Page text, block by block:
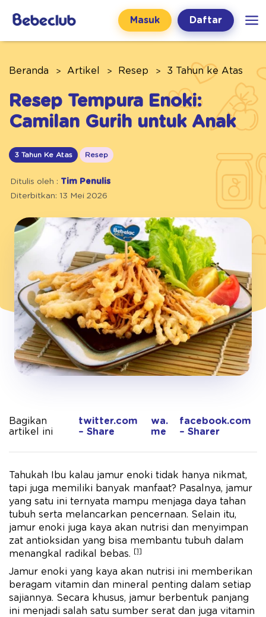
Masuk Daftar
Beranda Artikel Resep 3 Tahun ke Atas
Resep Tempura Enoki:
Camilan Gurih untuk Anak
3 Tahun Ke Atas Resep
Ditulis oleh : Tim Penulis
Diterbitkan: 13 Mei 2026
Bagikan
artikel ini
twitter.com
– Share
wa.
me
facebook.com
– Sharer
Tahukah Ibu kalau jamur enoki tidak hanya nikmat,
tapi juga memiliki banyak manfaat? Pasalnya, jamur
yang satu ini ternyata mampu menjaga daya tahan
tubuh serta melancarkan pencernaan. Selain itu,
jamur enoki juga kaya akan nutrisi dan menyimpan
zat antioksidan yang bisa membantu tubuh dalam
menangkal radikal bebas.
[1]
Jamur enoki yang kaya akan nutrisi ini memberikan
beragam vitamin dan mineral penting dalam setiap
sajiannya. Secara khusus, jamur berbentuk panjang
ini menjadi salah satu sumber serat dan juga vitamin